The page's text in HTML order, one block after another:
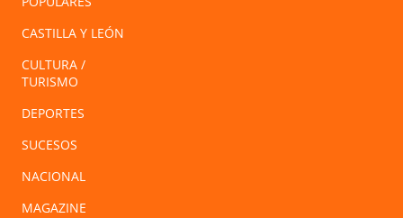
CASTILLA Y LEÓN
CULTURA /
TURISMO
DEPORTES
SUCESOS
NACIONAL
MAGAZINE